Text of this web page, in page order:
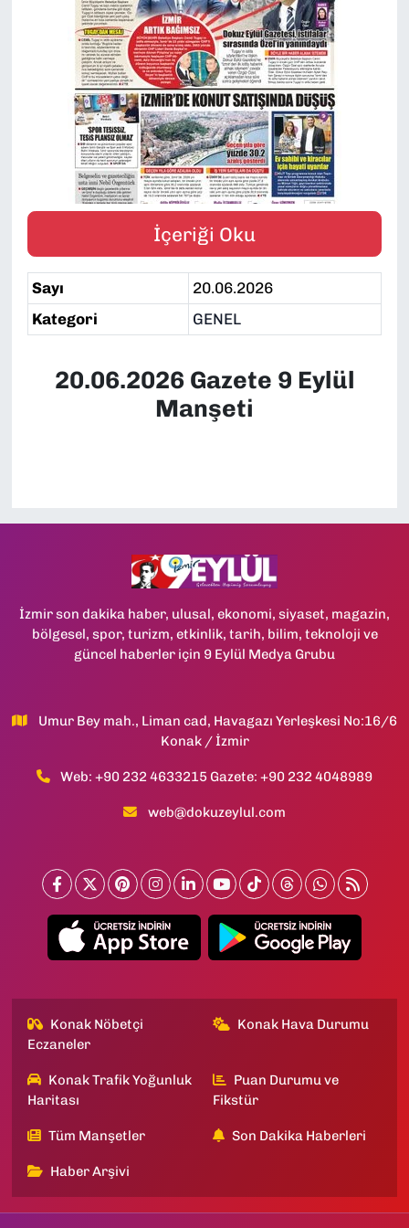
İçeriği Oku
Sayı
20.06.2026
Kategori
GENEL
20.06.2026 Gazete 9 Eylül
Manşeti
İzmir son dakika haber, ulusal, ekonomi, siyaset, magazin,
bölgesel, spor, turizm, etkinlik, tarih, bilim, teknoloji ve
güncel haberler için 9 Eylül Medya Grubu
Umur Bey mah., Liman cad, Havagazı Yerleşkesi No:16/6
Konak / İzmir
Web: +90 232 4633215 Gazete: +90 232 4048989
web@dokuzeylul.com
Konak Nöbetçi
Eczaneler
Konak Hava Durumu
Konak Trafik Yoğunluk
Haritası
Puan Durumu ve
Fikstür
Tüm Manşetler Son Dakika Haberleri
Haber Arşivi
SAĞLIK
SPOR
TEKNOLOJİ
YAŞAM
YEREL YÖNETİMLER